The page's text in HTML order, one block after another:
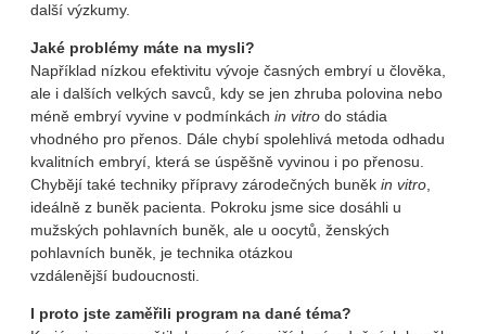
další výzkumy.
Jaké problémy máte na mysli?
Například nízkou efektivitu vývoje časných embryí u člověka,
ale i dalších velkých savců, kdy se jen zhruba polovina nebo
méně embryí vyvine v podmínkách in vitro do stádia
vhodného pro přenos. Dále chybí spolehlivá metoda odhadu
kvalitních embryí, která se úspěšně vyvinou i po přenosu.
Chybějí také techniky přípravy zárodečných buněk in vitro,
ideálně z buněk pacienta. Pokroku jsme sice dosáhli u
mužských pohlavních buněk, ale u oocytů, ženských
pohlavních buněk, je technika otázkou
vzdálenější budoucnosti.
I proto jste zaměřili program na dané téma?